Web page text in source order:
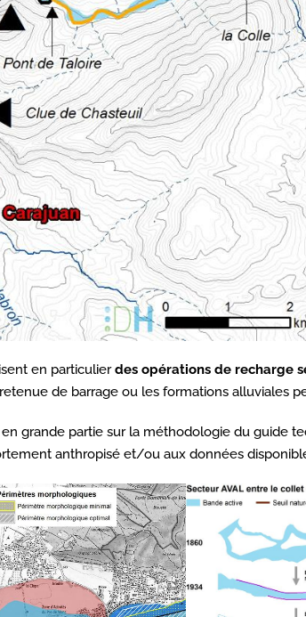
en particulierdes opérations de recharge
de barrage ou les formations alluviales
en grande partie sur la méthodologie du guide
anthropisé et/ou aux données